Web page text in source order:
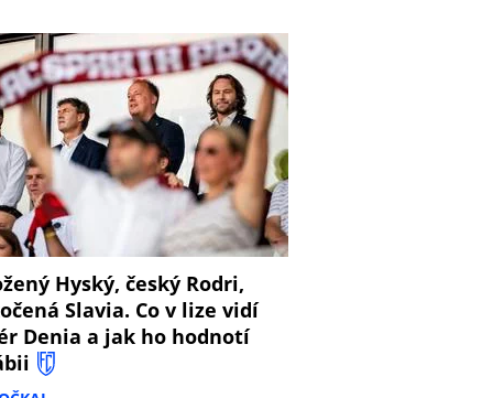
Hyský, český Rodri,
Slavia. Co v lize vidí
Denia a jak ho hodnotí
8